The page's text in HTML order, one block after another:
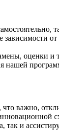
оценки и
важно,
так и